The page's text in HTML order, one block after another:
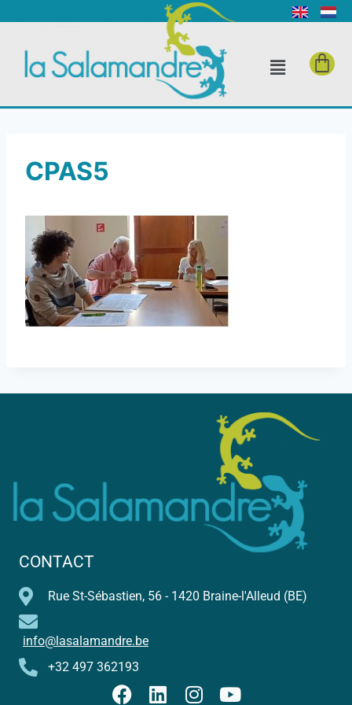
CPAS5
CONTACT
Rue St-Sébastien, 56 - 1420 Braine-l'Alleud (BE)
info@lasalamandre.be
+32 497 362193